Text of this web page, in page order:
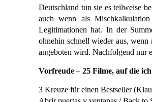
Deutschland tun sie es teilweise
auch wenn als
Legitimationen hat. In der
ohnehin schnell wieder aus, wenn
angeboten wird. Nachfolgend nur
Vorfreude – 25 Filme, auf die
3 Kreuze für einen Bestseller